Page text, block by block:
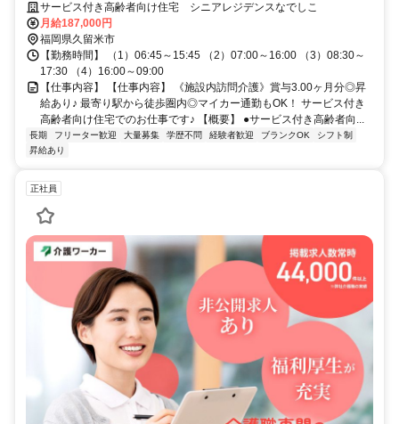
車通勤ＯＫ
サービス付き高齢者向け住宅 シニアレジデンスなでしこ
月給187,000円
福岡県久留米市
【勤務時間】 （1）06:45～15:45 （2）07:00～16:00 （3）08:30～
17:30 （4）16:00～09:00
【仕事内容】 【仕事内容】 《施設内訪問介護》賞与3.00ヶ月分◎昇
給あり♪ 最寄り駅から徒歩圏内◎マイカー通勤もOK！ サービス付き
高齢者向け住宅でのお仕事です♪ 【概要】 ●サービス付き高齢者向...
長期 フリーター歓迎 大量募集 学歴不問 経験者歓迎 ブランクOK
シフト制
昇給あり
正社員